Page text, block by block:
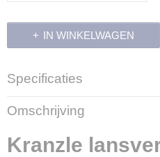
IN WINKELWAGEN
Specificaties
Productcode
14887
Productcode leverancier
06001241154
Omschrijving
Kranzle